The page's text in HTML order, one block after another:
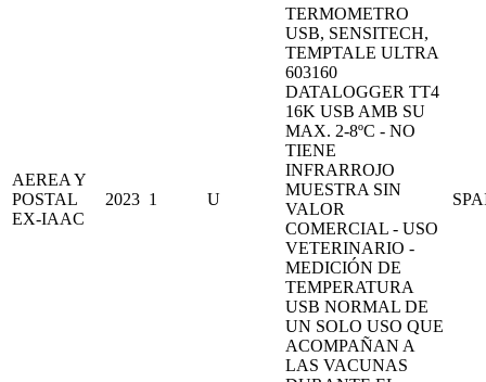
AEREA Y
POSTAL
EX-IAAC
2023 1 U
TERMOMETRO
USB, SENSITECH,
TEMPTALE ULTRA
603160
DATALOGGER TT4
16K USB AMB SU
MAX. 2-8ºC - NO
TIENE
INFRARROJO
MUESTRA SIN
VALOR
COMERCIAL - USO
VETERINARIO -
MEDICIÓN DE
TEMPERATURA
USB NORMAL DE
UN SOLO USO QUE
ACOMPAÑAN A
LAS VACUNAS